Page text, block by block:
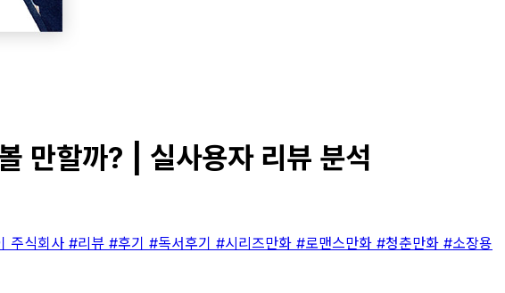
만할까? | 실사용자 리뷰 분석
주식회사 #리뷰 #후기 #독서후기 #시리즈만화 #로맨스만화 #청춘만화 #소장용